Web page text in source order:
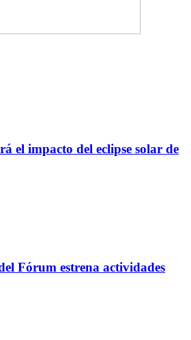
el impacto del eclipse solar de
Fórum estrena actividades